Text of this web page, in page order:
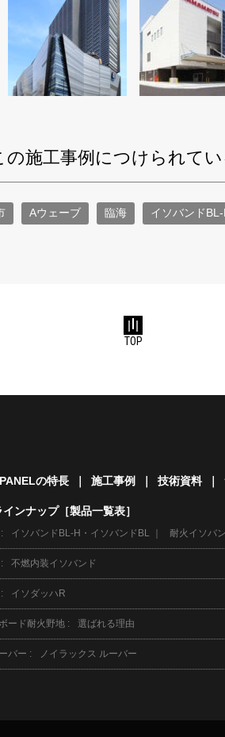
の施工事例につけられて
Aウェーブ 臨海 イソバンド
TOP
の特長 ｜施工事例 ｜技術資料｜
ンナップ［製品一覧表］
イソバンドBL-H・イソバンドBL 耐火イソバ
不燃内装イソバンド
イソダッハR
ード耐火野地 選ばれる理由
バー ノイラックス ルーバー